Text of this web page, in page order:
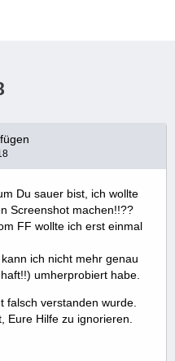
Du sauer bist, ich wollte
Screenshot machen!!??
FF wollte ich erst einmal
ich nicht mehr genau
umherprobiert habe.
falsch verstanden wurde.
Eure Hilfe zu ignorieren.